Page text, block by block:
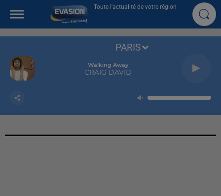
Toute l'actualité de votre région
Walking Away
CRAIG DAVID
PARIS